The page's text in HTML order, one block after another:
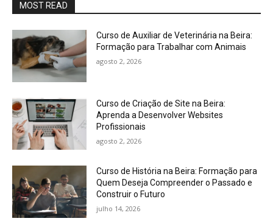
MOST READ
Curso de Auxiliar de Veterinária na Beira:
Formação para Trabalhar com Animais
agosto 2, 2026
Curso de Criação de Site na Beira:
Aprenda a Desenvolver Websites
Profissionais
agosto 2, 2026
Curso de História na Beira: Formação para
Quem Deseja Compreender o Passado e
Construir o Futuro
julho 14, 2026